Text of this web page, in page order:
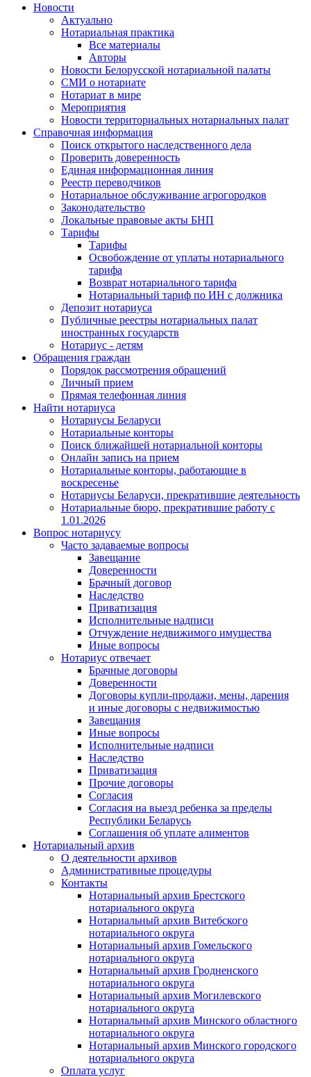
Новости
Актуально
Нотариальная практика
Все материалы
Авторы
Новости Белорусской нотариальной палаты
СМИ о нотариате
Нотариат в мире
Мероприятия
Новости территориальных нотариальных палат
Справочная информация
Поиск открытого наследственного дела
Проверить доверенность
Единая информационная линия
Реестр переводчиков
Нотариальное обслуживание агрогородков
Законодательство
Локальные правовые акты БНП
Тарифы
Тарифы
Освобождение от уплаты нотариального
тарифа
Возврат нотариального тарифа
Нотариальный тариф по ИН с должника
Депозит нотариуса
Публичные реестры нотариальных палат
иностранных государств
Нотариус - детям
Обращения граждан
Порядок рассмотрения обращений
Личный прием
Прямая телефонная линия
Найти нотариуса
Нотариусы Беларуси
Нотариальные конторы
Поиск ближайшей нотариальной конторы
Онлайн запись на прием
Нотариальные конторы, работающие в
воскресенье
Нотариусы Беларуси, прекратившие деятельность
Нотариальные бюро, прекратившие работу с
1.01.2026
Вопрос нотариусу
Часто задаваемые вопросы
Завещание
Доверенности
Брачный договор
Наследство
Приватизация
Исполнительные надписи
Отчуждение недвижимого имущества
Иные вопросы
Нотариус отвечает
Брачные договоры
Доверенности
Договоры купли-продажи, мены, дарения
и иные договоры с недвижимостью
Завещания
Иные вопросы
Исполнительные надписи
Наследство
Приватизация
Прочие договоры
Согласия
Согласия на выезд ребенка за пределы
Республики Беларусь
Соглашения об уплате алиментов
Нотариальный архив
О деятельности архивов
Административные процедуры
Контакты
Нотариальный архив Брестского
нотариального округа
Нотариальный архив Витебского
нотариального округа
Нотариальный архив Гомельского
нотариального округа
Нотариальный архив Гродненского
нотариального округа
Нотариальный архив Могилевского
нотариального округа
Нотариальный архив Минского областного
нотариального округа
Нотариальный архив Минского городского
нотариального округа
Оплата услуг